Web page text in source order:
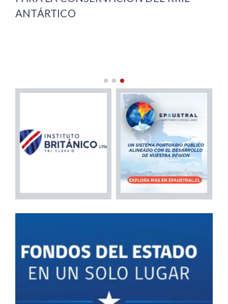
ANTÁRTICO